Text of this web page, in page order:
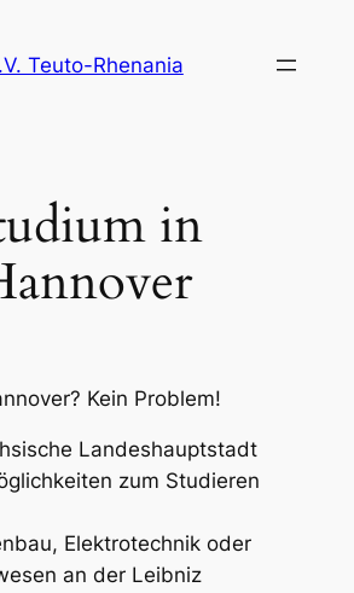
Teuto-Rhenania
in
Kein Problem!
Landeshauptstadt
zum Studieren
Elektrotechnik oder
an der Leibniz